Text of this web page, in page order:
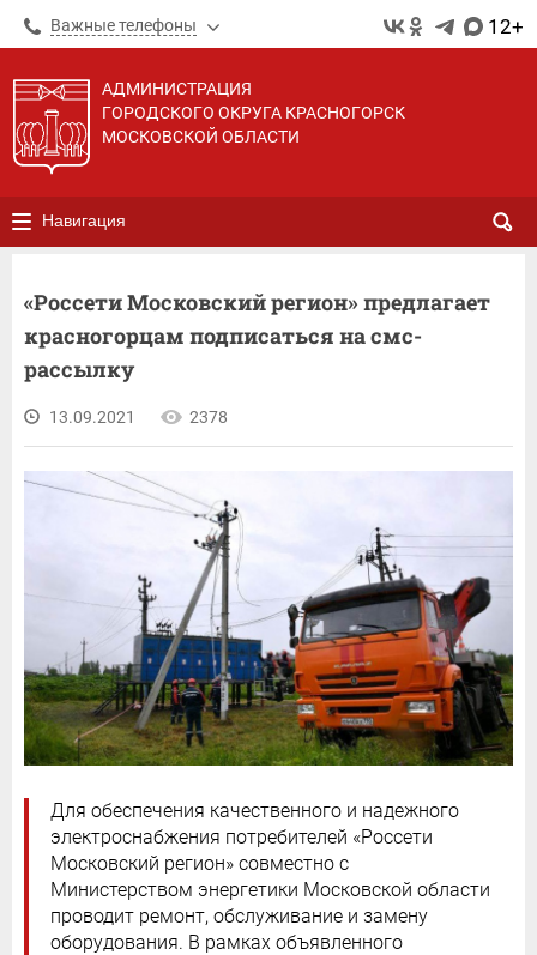
Важные телефоны 12+
АДМИНИСТРАЦИЯ
ГОРОДСКОГО ОКРУГА КРАСНОГОРСК
МОСКОВСКОЙ ОБЛАСТИ
Навигация
«Россети Московский регион» предлагает
красногорцам подписаться на смс-
рассылку
13.09.2021 2378
Для обеспечения качественного и надежного
электроснабжения потребителей «Россети
Московский регион» совместно с
Министерством энергетики Московской области
проводит ремонт, обслуживание и замену
оборудования. В рамках объявленного